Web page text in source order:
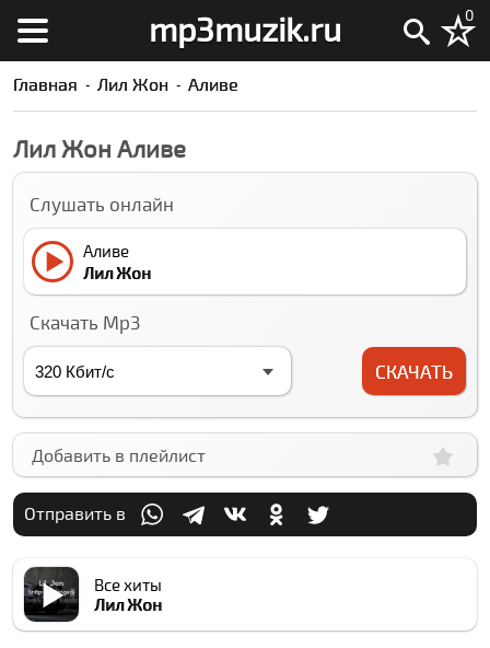
mp3muzik.ru 0
Главная Лил Жон Аливе
Лил Жон Аливе
Слушать онлайн
Аливе
Лил Жон
Скачать Mp3
СКАЧАТЬ
Добавить в плейлист
Отправить в
Все хиты
Лил Жон